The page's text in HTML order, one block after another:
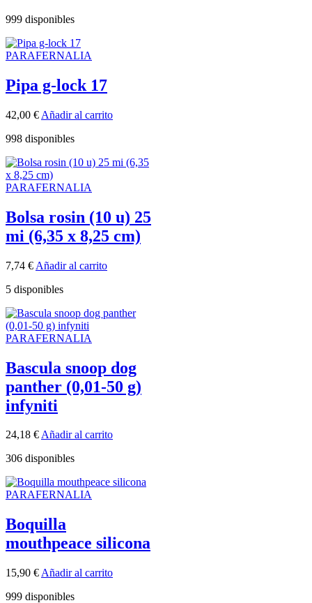
999 disponibles
PARAFERNALIA
Pipa g-lock 17
42,00 € Añadir al carrito
998 disponibles
PARAFERNALIA
Bolsa rosin (10 u) 25
mi (6,35 x 8,25 cm)
7,74 € Añadir al carrito
5 disponibles
PARAFERNALIA
Bascula snoop dog
panther (0,01-50 g)
infyniti
24,18 €Añadir al carrito
306 disponibles
PARAFERNALIA
Boquilla
mouthpeace silicona
15,90 € Añadir al carrito
999 disponibles